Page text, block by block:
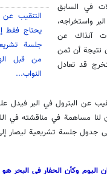
التنقيب عن
يحتاج فقط
جلسة
من قبل
النواب...
في السابق
واستخراجه،
آنذاك عن
نتيجة أن ثمن
قد تعادل
عن البترول في البر فيدل
لنا مساهمة في مناقشته في
جدول جلسة تشريعية ليصار
وكأن الحفار في البحر